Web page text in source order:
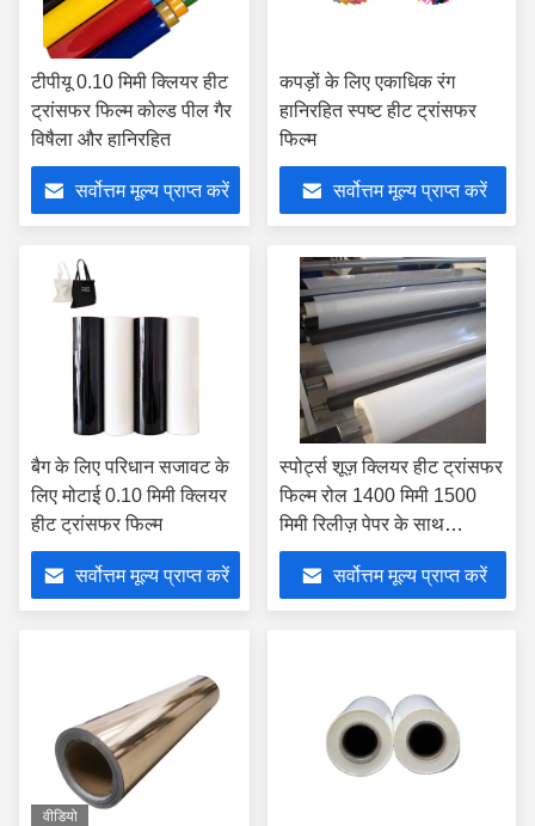
टीपीयू 0.10 मिमी क्लियर हीट
ट्रांसफर फिल्म कोल्ड पील गैर
विषैला और हानिरहित
सर्वोत्तम मूल्य प्राप्त करें
कपड़ों के लिए एकाधिक रंग
हानिरहित स्पष्ट हीट ट्रांसफर
फिल्म
सर्वोत्तम मूल्य प्राप्त करें
बैग के लिए परिधान सजावट के
लिए मोटाई 0.10 मिमी क्लियर
हीट ट्रांसफर फिल्म
सर्वोत्तम मूल्य प्राप्त करें
स्पोर्ट्स शूज़ क्लियर हीट ट्रांसफर
फिल्म रोल 1400 मिमी 1500
मिमी रिलीज़ पेपर के साथ
अनुकूलित:
सर्वोत्तम मूल्य प्राप्त करें
वीडियो